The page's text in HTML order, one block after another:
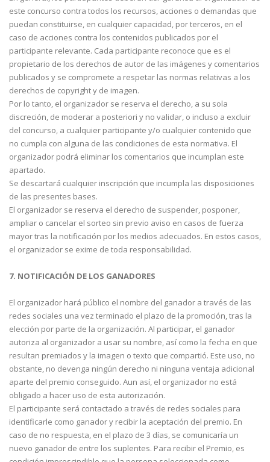
este concurso contra todos los recursos, acciones o demandas que
puedan constituirse, en cualquier capacidad, por terceros, en el
caso de acciones contra los contenidos publicados por el
participante relevante. Cada participante reconoce que es el
propietario de los derechos de autor de las imágenes y comentarios
publicados y se compromete a respetar las normas relativas a los
derechos de copyright y de imagen.
Por lo tanto, el organizador se reserva el derecho, a su sola
discreción, de moderar a posteriori y no validar, o incluso a excluir
del concurso, a cualquier participante y/o cualquier contenido que
no cumpla con alguna de las condiciones de esta normativa. El
organizador podrá eliminar los comentarios que incumplan este
apartado.
Se descartará cualquier inscripción que incumpla las disposiciones
de las presentes bases.
El organizador se reserva el derecho de suspender, posponer,
ampliar o cancelar el sorteo sin previo aviso en casos de fuerza
mayor tras la notificación por los medios adecuados. En estos casos,
el organizador se exime de toda responsabilidad.
7. NOTIFICACIÓN DE LOS GANADORES
El organizador hará público el nombre del ganador a través de las
redes sociales una vez terminado el plazo de la promoción, tras la
elección por parte de la organización. Al participar, el ganador
autoriza al organizador a usar su nombre, así como la fecha en que
resultan premiados y la imagen o texto que compartió. Este uso, no
obstante, no devenga ningún derecho ni ninguna ventaja adicional
aparte del premio conseguido. Aun así, el organizador no está
obligado a hacer uso de esta autorización.
El participante será contactado a través de redes sociales para
identificarle como ganador y recibir la aceptación del premio. En
caso de no respuesta, en el plazo de 3 días, se comunicaría un
nuevo ganador de entre los suplentes. Para recibir el Premio, es